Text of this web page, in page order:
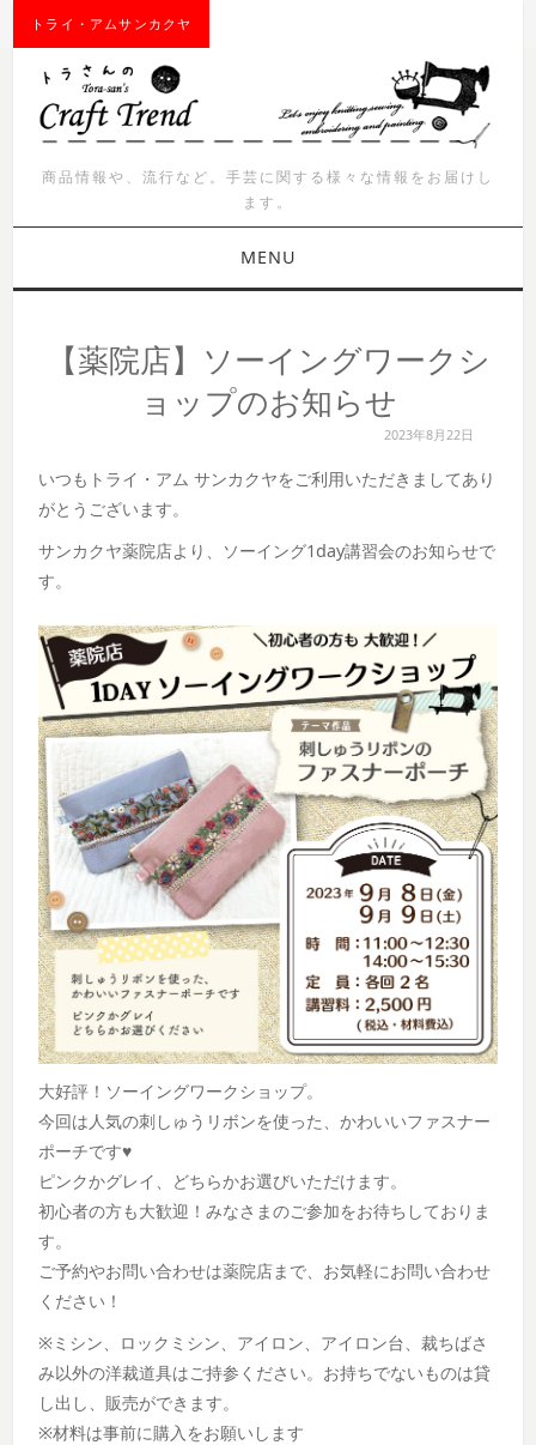
トライ・アムサンカクヤ
商品情報や、流行など。手芸に関する様々な情報をお届けし
ます。
MENU
商品紹介
ワークショップ
【薬院店】ソーイングワークシ
ョップのお知らせ
2023年8月22日
いつもトライ・アム サンカクヤをご利用いただきましてあり
がとうございます。
サンカクヤ薬院店より、ソーイング1day講習会のお知らせで
す。
大好評！ソーイングワークショップ。
今回は人気の刺しゅうリボンを使った、かわいいファスナー
ポーチです♥
ピンクかグレイ、どちらかお選びいただけます。
初心者の方も大歓迎！みなさまのご参加をお待ちしておりま
す。
ご予約やお問い合わせは薬院店まで、お気軽にお問い合わせ
ください！
※ミシン、ロックミシン、アイロン、アイロン台、裁ちばさ
み以外の洋裁道具はご持参ください。お持ちでないものは貸
し出し、販売ができます。
※材料は事前に購入をお願いします